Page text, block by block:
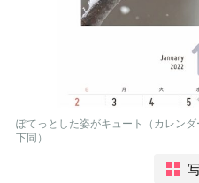
ぽてっとした姿がキュート（カレン
下同）